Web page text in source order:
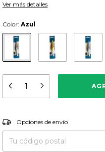
Ver más detalles
Color: Azul
Entregas para el CP:
Opciones de envío